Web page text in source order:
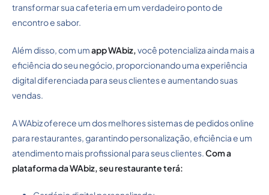
transformar sua cafeteria em um verdadeiro ponto de
encontro e sabor.
Além disso, com umapp WAbiz,você potencializa ainda mais a
eficiência do seu negócio, proporcionando uma experiência
digital diferenciada para seus clientes e aumentando suas
vendas.
A WAbiz oferece um dos melhores sistemas de pedidos online
para restaurantes, garantindo personalização, eficiência e um
atendimento mais profissional para seus clientes.Com a
plataforma da WAbiz, seu restaurante terá: